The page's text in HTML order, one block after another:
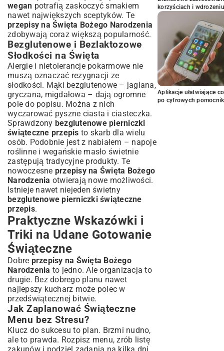
wegan potrafią zaskoczyć smakiem
nawet największych sceptyków. Te
przepisy na Święta Bożego Narodzenia
zdobywają coraz większą popularność.
Bezglutenowe i Bezlaktozowe
Słodkości na Święta
Alergie i nietolerancje pokarmowe nie
muszą oznaczać rezygnacji ze
słodkości. Mąki bezglutenowe – jaglana,
gryczana, migdałowa – dają ogromne
pole do popisu. Można z nich
wyczarować pyszne ciasta i ciasteczka.
Sprawdzony bezglutenowe pierniczki
świąteczne przepis to skarb dla wielu
osób. Podobnie jest z nabiałem – napoje
roślinne i wegańskie masło świetnie
zastępują tradycyjne produkty. Te
nowoczesne przepisy na Święta Bożego
Narodzenia otwierają nowe możliwości.
Istnieje nawet niejeden świetny
bezglutenowe pierniczki świąteczne
przepis.
Praktyczne Wskazówki i
Triki na Udane Gotowanie
Świąteczne
Dobre przepisy na Święta Bożego
Narodzenia to jedno. Ale organizacja to
drugie. Bez dobrego planu nawet
najlepszy kucharz może polec w
przedświątecznej bitwie.
Jak Zaplanować Świąteczne
Menu bez Stresu?
Klucz do sukcesu to plan. Brzmi nudno,
ale to prawda. Rozpisz menu, zrób listę
korzyściach i wdrożeniu
Aplikacje ułatwiające
po cyfrowych